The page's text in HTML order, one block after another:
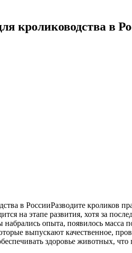
кролиководства в
Разводите кроликов
на этапе развития, хотя за
опыта, появилось масса
выпускают качественное,
здоровье животных,